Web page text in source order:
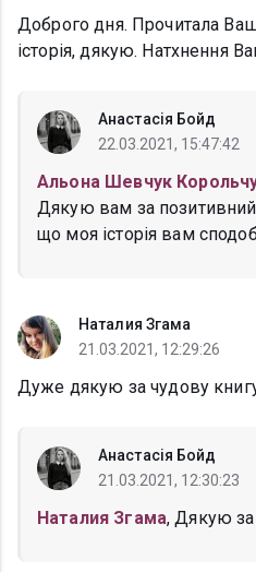
Доброго дня. Прочитала
історія, дякую. Натхнення
Анастасія Бойд
22.03.2021, 15:47:42
Альона Шевчук
Дякую вам за
що моя історія вам
Наталия Згама
21.03.2021, 12:29:26
Дуже дякую за чудову
Анастасія Бойд
21.03.2021, 12:30:23
Наталия Згама, Дякую за